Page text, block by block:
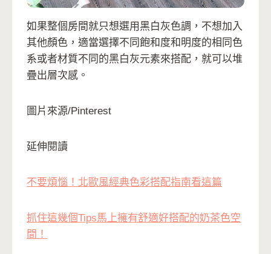
如果整個房間就只想選用黑白灰色調，不想加入
其他顏色，適當選擇不同飽和度和明度的相同色
系或者材質不同的黑白灰元素來搭配，就可以堆
疊出層次感。
圖片來源/Pinterest
延伸閱讀
不要煩惱！北歐風經典色彩搭配指南看這篇
抓住這幾個Tips馬上擁有舒適好搭配的奶茶色空
間！